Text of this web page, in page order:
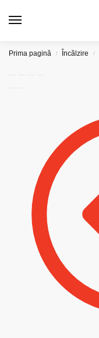
Prima pagină / Încălzire /